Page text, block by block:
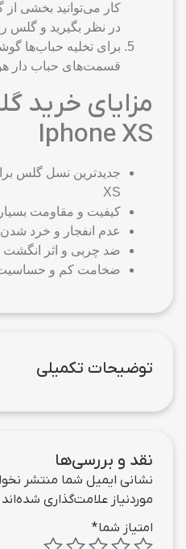
کار می‌توانید بخشی از
در نظر بگیرید و گلس
برای تخلیه حباب‌ها
قسمت‌های حباب دار
مزایای خرید
Iphone XS
XS
کیفیت و مقاومت بسیار
عدم انفجار و خرد شدن
ضد چربی و اثر انگشت
ضخامت کم و حساسیت
توضیحات تکمیلی
نقد و بررسی‌ها
نشانی ایمیل شما منتشر
موردنیاز علامت‌گذاری شده‌اند
امتیاز شما*